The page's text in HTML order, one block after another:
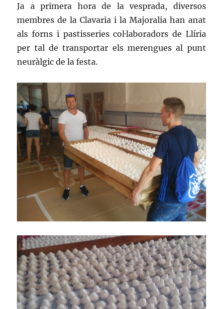
Ja a primera hora de la vesprada, diversos
membres de la Clavaria i la Majoralia han anat
als forns i pastisseries col·laboradors de Llíria
per tal de transportar els merengues al punt
neuràlgic de la festa.